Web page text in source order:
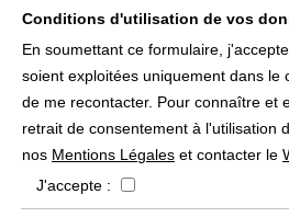
Conditions d'utilisation de vos
En soumettant ce formulaire,
soient exploitées uniquement dans
de me recontacter. Pour connaître et
retrait de consentement à l'utilisation
nos Mentions Légales et contacter le
J'accepte :